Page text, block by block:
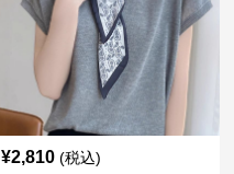
¥2,810 (税込)